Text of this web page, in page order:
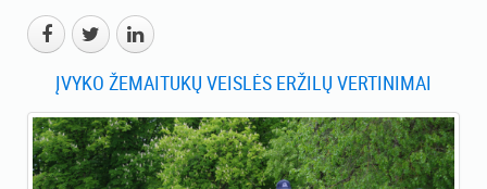
ĮVYKO ŽEMAITUKŲ VEISLĖS ERŽILŲ VERTINIMAI